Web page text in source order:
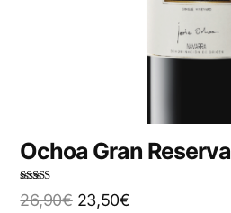
Ochoa Gran Reserva
Note 4.00
sur 5
26,90€ 23,50€